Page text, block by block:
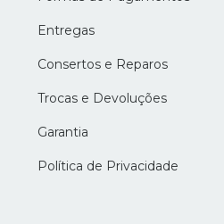
Entregas
Consertos e Reparos
Trocas e Devoluções
Garantia
Política de Privacidade